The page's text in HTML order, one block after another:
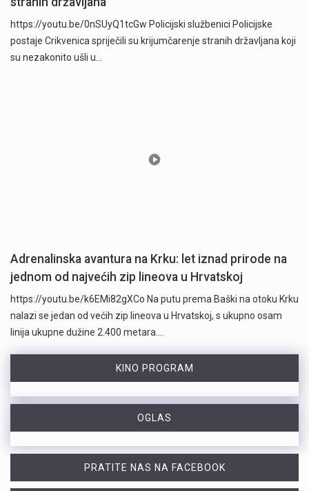
https://youtu.be/0nSUyQ1tcGw Policijski službenici Policijske
postaje Crikvenica spriječili su krijumčarenje stranih državljana koji
su nezakonito ušli u…
Adrenalinska avantura na Krku: let iznad prirode na
jednom od najvećih zip lineova u Hrvatskoj
https://youtu.be/k6EMi82gXCo Na putu prema Baški na otoku Krku
nalazi se jedan od većih zip lineova u Hrvatskoj, s ukupno osam
linija ukupne dužine 2.400 metara.…
KINO PROGRAM
OGLAS
PRATITE NAS NA FACEBOOK